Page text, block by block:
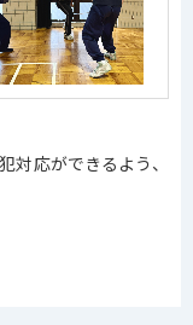
対応ができるよう、